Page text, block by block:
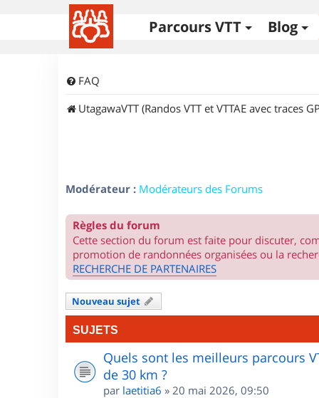
Parcours VTT Blog
FAQ
UtagawaVTT (Randos VTT et VTTAE avec traces
Modérateur : Modérateurs des Forums
Règles du forum
Cette section du forum est faite pour discuter,
promotion de randonnées organisées ou la
RECHERCHE DE PARTENAIRES
Nouveau sujet
SUJETS
Quels sont les meilleurs parcours
de 30 km ?
par laetitia6 » 20 mai 2026, 09:50